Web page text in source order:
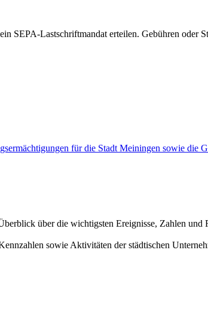
SEPA-Lastschriftmandat erteilen. Gebühren
für die Stadt Meiningen sowie die
über die wichtigsten Ereignisse, Zahlen und
sowie Aktivitäten der städtischen